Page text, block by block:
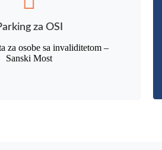
za OSI
za osobe sa invaliditetom –
Sanski Most